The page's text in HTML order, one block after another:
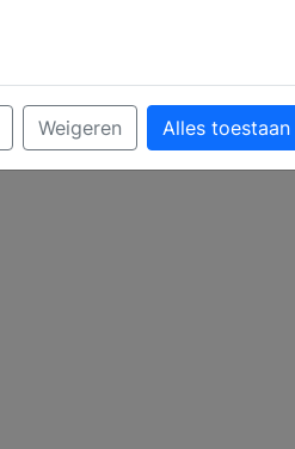
Weigeren Alles toestaan